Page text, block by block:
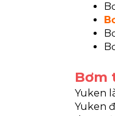
Bơm
Yuken
Yuken